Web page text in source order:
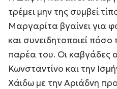
τρέμει μην της συμβεί
Μαργαρίτα βγαίνει για
και συνειδητοποιεί
παρέα του. Οι καβγάδες
Κωνσταντίνο και την
Χάιδω με την Αριάδνη